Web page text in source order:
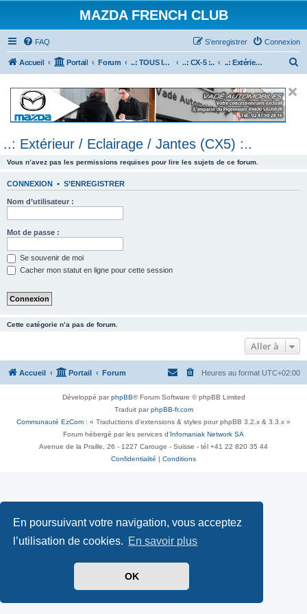
En poursuivant votre navigation, vous acceptez
l’utilisation de cookies. En savoir plus
OK
MAZDA FRENCH CLUB
FAQ Connexion
S’enregistrer
Accueil Portail Forum ..: TOUS les Véhicules MAZDA :.. ..: CX-5 :.. ..: Extérieur / Eclairage / Jantes (CX5) :..
e
..: Extérieur / Eclairage / Jantes (CX5) :..
Vous n’avez pas les permissions requises pour lire les sujets de ce forum.
CONNEXION • S’ENREGISTRER
Nom d’utilisateur :
Mot de passe :
Se souvenir de moi
Cacher mon statut en ligne pour cette session
Cette catégorie n’a pas de forum.
Aller à
Accueil Portail Forum Heures au format UTC+02:00
Développé parphpBB® Forum Software © phpBB Limited
Traduit parphpBB-fr.com
Communauté EzCom : « Traductions d'extensions & styles pour phpBB 3.2.x & 3.3.x »
Forum hébergé par les services d’ Infomaniak Network SA
Avenue de la Praille, 26 - 1227 Carouge - Suisse - tél +41 22 820 35 44
Confidentialité
Conditions